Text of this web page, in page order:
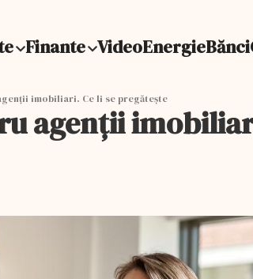
Finante VideoEnergieBănci
imobiliari. Ce li se pregătește
agenții